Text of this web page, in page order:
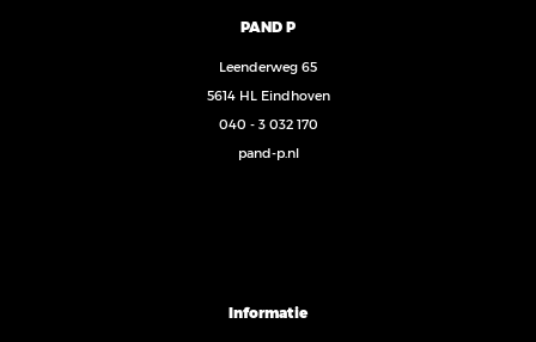
PAND P
Leenderweg 65
5614 HL Eindhoven
040 - 3 032 170
pand-p.nl
Informatie